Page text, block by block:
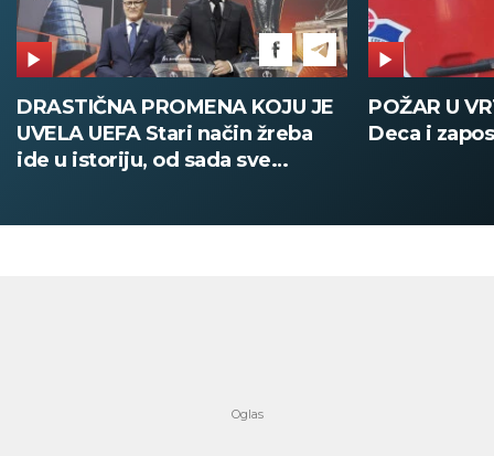
POŽAR U VRTIĆU NA VOŽDOVCU
Deca i zaposleni evakuisani
SINIŠA
DOBIO